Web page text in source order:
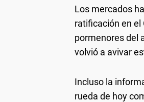
Los mercados
ratificación en el
pormenores del
volvió a avivar
Incluso la
rueda de hoy